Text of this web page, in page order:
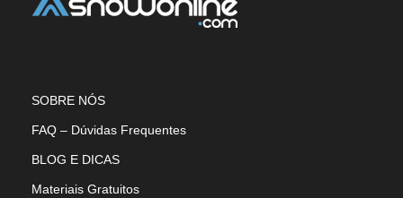
SOBRE NÓS
FAQ – Dúvidas Frequentes
BLOG E DICAS
Materiais Gratuitos